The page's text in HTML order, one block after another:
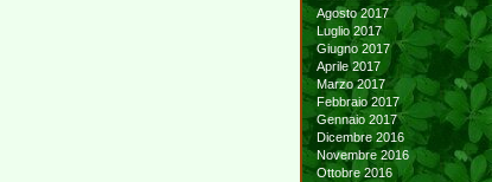
Agosto 2017
Luglio 2017
Giugno 2017
Aprile 2017
Marzo 2017
Febbraio 2017
Gennaio 2017
Dicembre 2016
Novembre 2016
Ottobre 2016